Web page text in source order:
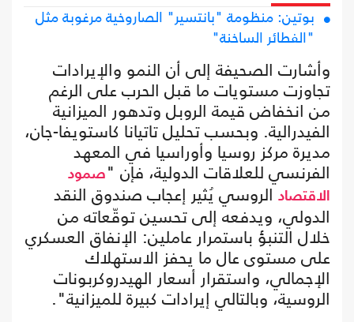
بوتين: منظومة "بانتسير" الصاروخية مرغوبة مثل
"الفطائر الساخنة"
وأشارت الصحيفة إلى أن النمو والإيرادات
تجاوزت مستويات ما قبل الحرب على الرغم
من انخفاض قيمة الروبل وتدهور الميزانية
الفيدرالية. وبحسب تحليل تاتيانا كاستويفا-جان،
مديرة مركز روسيا وأوراسيا في المعهد
الفرنسي للعلاقات الدولية، فإن " صمود
الاقتصاد الروسي يُثير إعجاب صندوق النقد
الدولي، ويدفعه إلى تحسين توقّعاته من
خلال التنبؤ باستمرار عاملين: الإنفاق العسكري
على مستوى عال ما يحفز الاستهلاك
الإجمالي، واستقرار أسعار الهيدروكربونات
الروسية، وبالتالي إيرادات كبيرة للميزانية".